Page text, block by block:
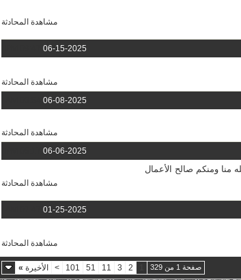
مشاهدة المحادثة
06-15-2025
مشاهدة المحادثة
06-08-2025
مشاهدة المحادثة
06-06-2025
منا ومنكم صالح الأعمال
مشاهدة المحادثة
01-25-2025
مشاهدة المحادثة
صفحة 1 من 329 2
3
11
51
101
> الأخيرة »